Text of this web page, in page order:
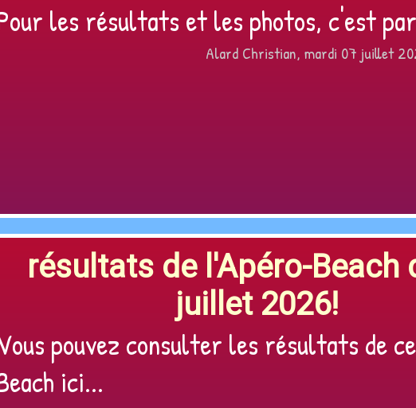
les résultats et les photos, c'est
Alard Christian, mardi 07 juillet
résultats de l'Apéro-Beach
juillet 2026!
pouvez consulter les résultats de
ici...